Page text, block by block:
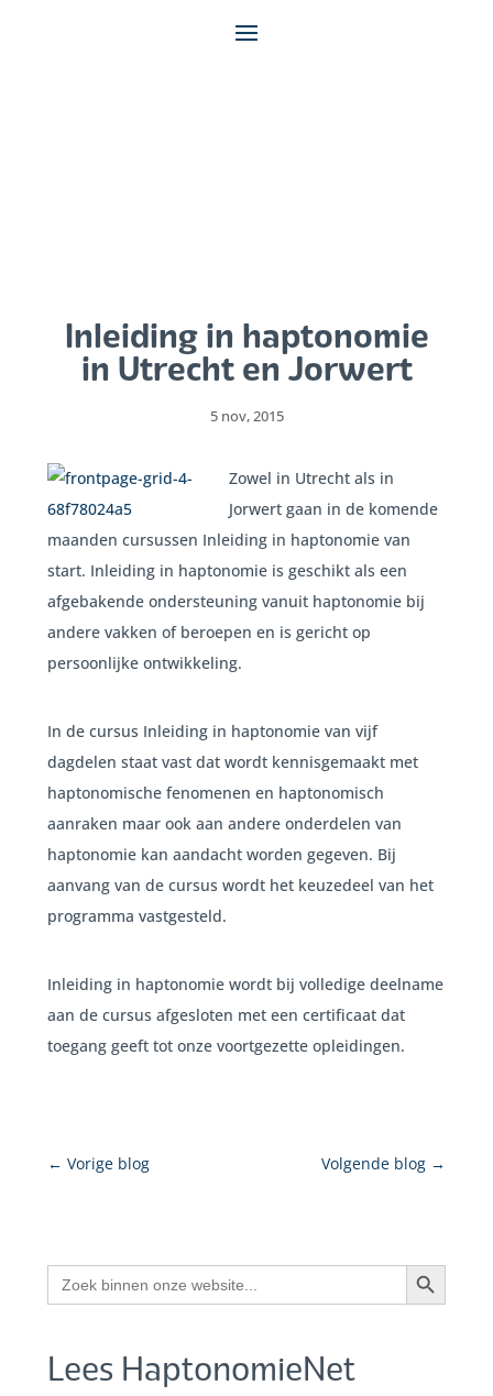
Inleiding in haptonomie
in Utrecht en Jorwert
5 nov, 2015
Zowel in Utrecht als in
Jorwert gaan in de komende
maanden cursussen Inleiding in haptonomie van
start. Inleiding in haptonomie is geschikt als een
afgebakende ondersteuning vanuit haptonomie bij
andere vakken of beroepen en is gericht op
persoonlijke ontwikkeling.
In de cursus Inleiding in haptonomie van vijf
dagdelen staat vast dat wordt kennisgemaakt met
haptonomische fenomenen en haptonomisch
aanraken maar ook aan andere onderdelen van
haptonomie kan aandacht worden gegeven. Bij
aanvang van de cursus wordt het keuzedeel van het
programma vastgesteld.
Inleiding in haptonomie wordt bij volledige deelname
aan de cursus afgesloten met een certificaat dat
toegang geeft tot onze voortgezette opleidingen.
← Vorige blog Volgende blog →
Zoek
naar:
Zoekknop
Lees HaptonomieNet